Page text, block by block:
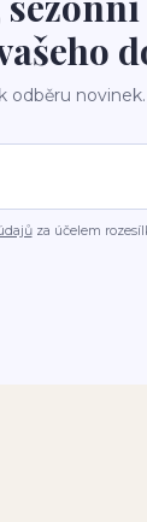
odběru novinek.
za účelem